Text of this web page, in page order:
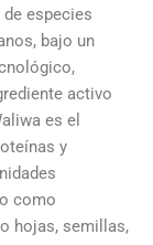
especies
bajo un
activo
es el
y
como
hojas, semillas,